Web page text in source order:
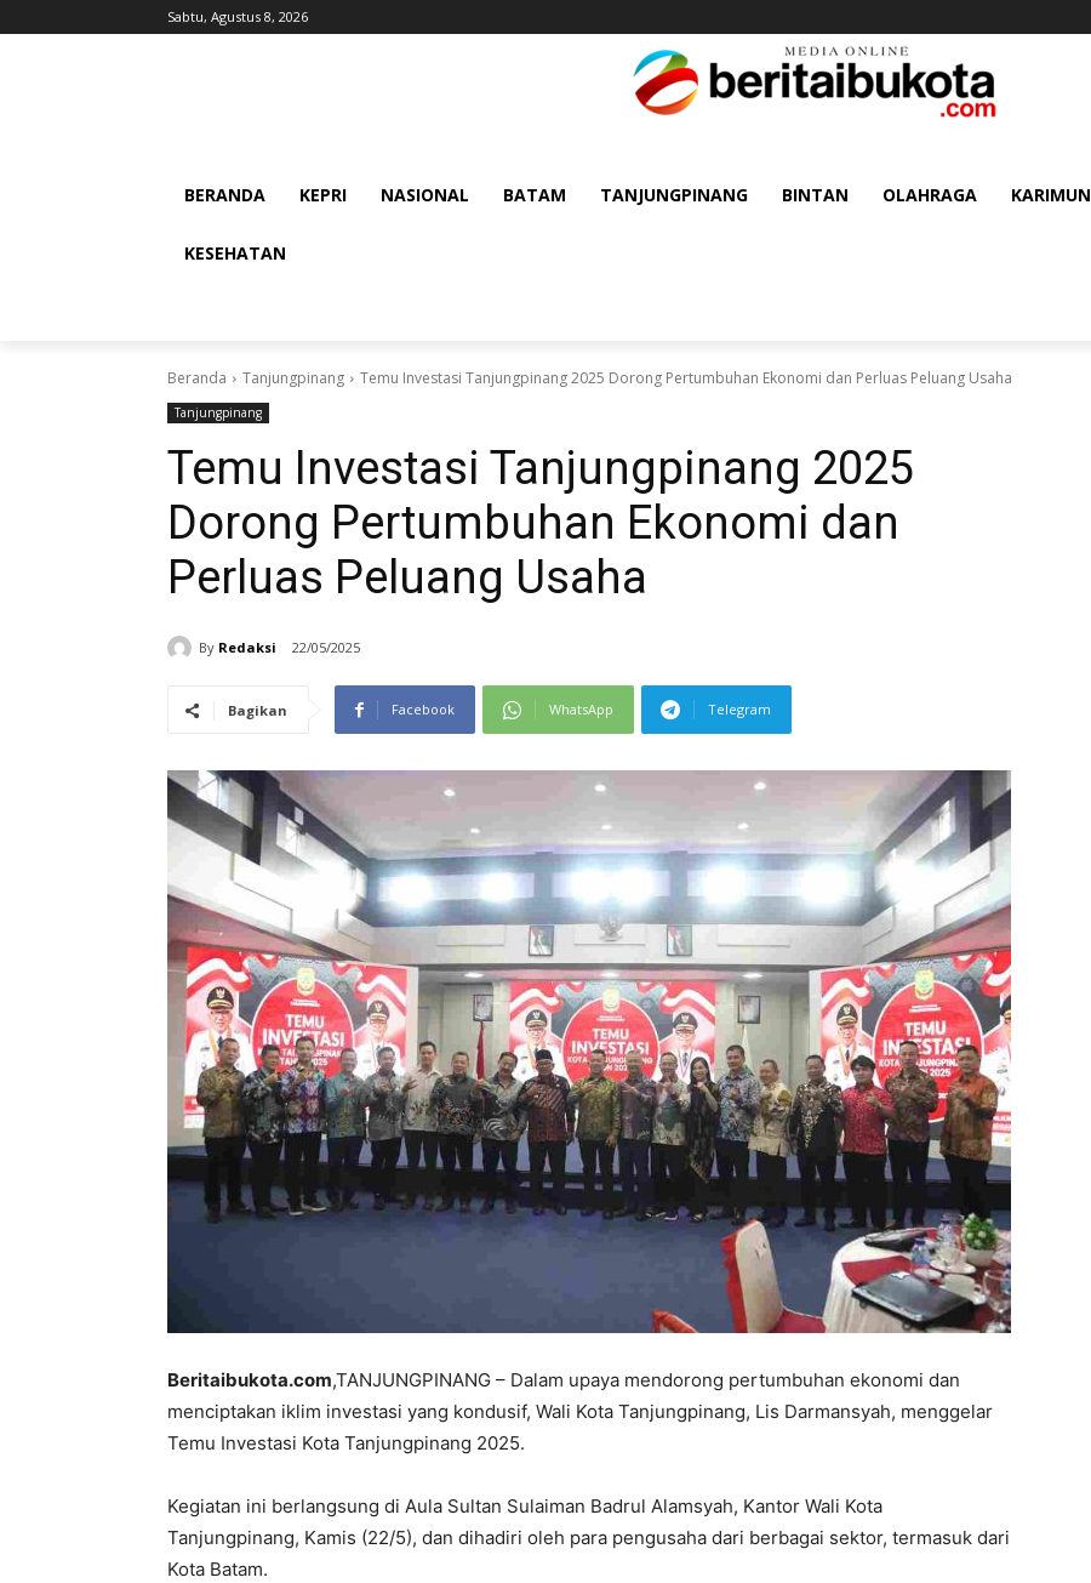
Sabtu, Agustus 8, 2026
BERANDA KEPRI NASIONAL BATAM TANJUNGPINANG BINTAN OLAHRAGA KARIMUN
KESEHATAN
Beranda Tanjungpinang Temu Investasi Tanjungpinang 2025 Dorong Pertumbuhan Ekonomi dan Perluas Peluang Usaha
Tanjungpinang
Temu Investasi Tanjungpinang 2025
Dorong Pertumbuhan Ekonomi dan
Perluas Peluang Usaha
By Redaksi 22/05/2025
Bagikan Facebook WhatsApp Telegram
Beritaibukota.com,TANJUNGPINANG – Dalam upaya mendorong pertumbuhan ekonomi dan
menciptakan iklim investasi yang kondusif, Wali Kota Tanjungpinang, Lis Darmansyah, menggelar
Temu Investasi Kota Tanjungpinang 2025.
Kegiatan ini berlangsung di Aula Sultan Sulaiman Badrul Alamsyah, Kantor Wali Kota
Tanjungpinang, Kamis (22/5), dan dihadiri oleh para pengusaha dari berbagai sektor, termasuk dari
Kota Batam.